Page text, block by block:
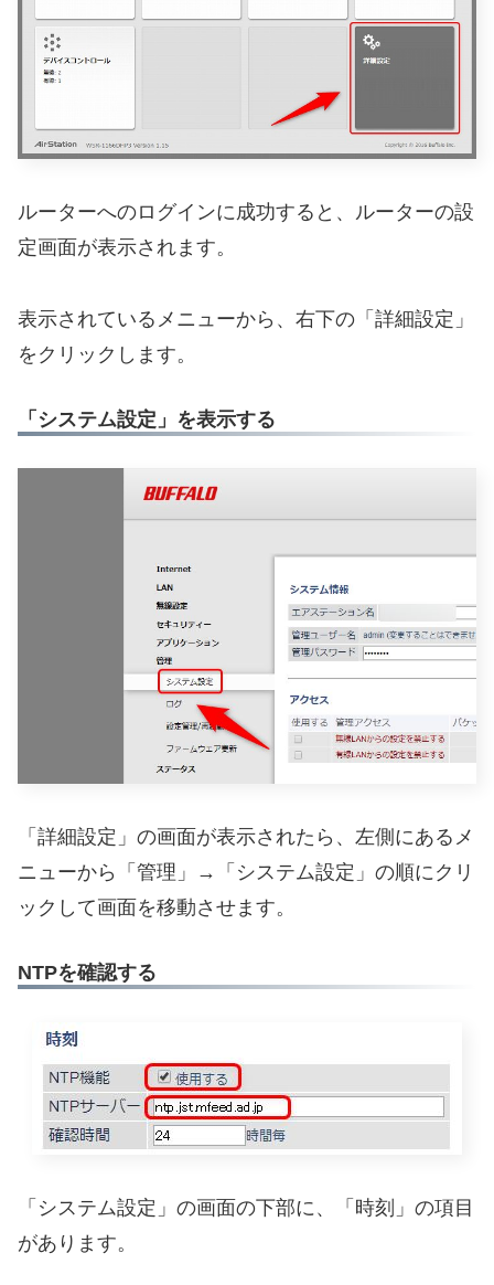
ルーターへのログインに成功すると、ルーターの設
定画面が表示されます。
表示されているメニューから、右下の「詳細設定」
をクリックします。
「システム設定」を表示する
「詳細設定」の画面が表示されたら、左側にあるメ
ニューから「管理」→「システム設定」の順にクリ
ックして画面を移動させます。
NTPを確認する
「システム設定」の画面の下部に、「時刻」の項目
があります。